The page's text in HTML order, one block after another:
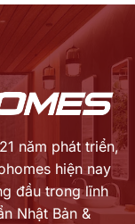
13.490.000 ₫.
10.897.000 ₫.
năm phát triển,
hiện nay
đầu trong lĩnh
Nhật Bản &